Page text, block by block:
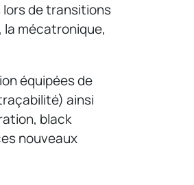
lors de transitions
la mécatronique,
équipées de
ainsi
black
nouveaux